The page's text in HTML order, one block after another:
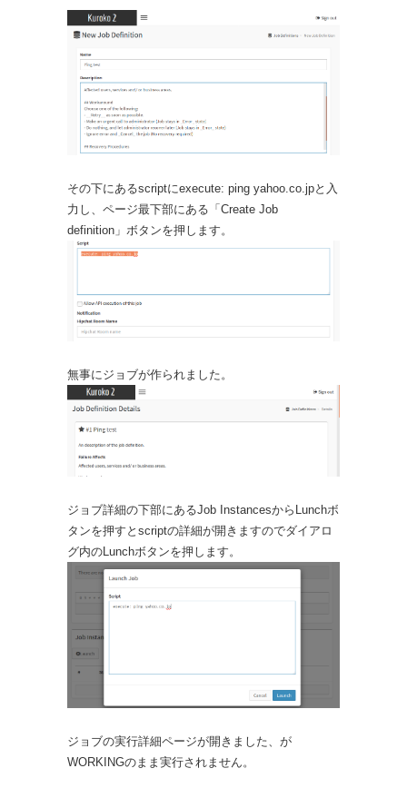
その下にあるscriptにexecute: ping yahoo.co.jpと入
力し、ページ最下部にある「Create Job
definition」ボタンを押します。
無事にジョブが作られました。
ジョブ詳細の下部にあるJob InstancesからLunchボ
タンを押すとscriptの詳細が開きますのでダイアロ
グ内のLunchボタンを押します。
ジョブの実行詳細ページが開きました、が
WORKINGのまま実行されません。